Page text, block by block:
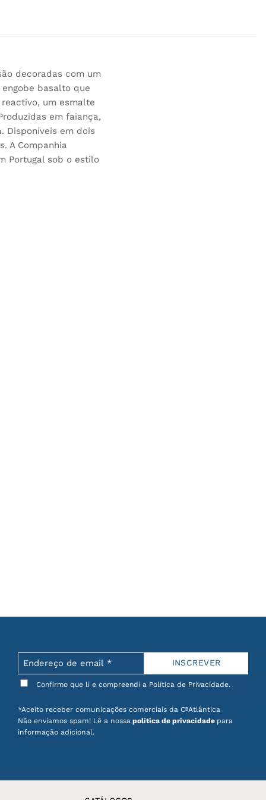
decoradas com um
basalto que
um esmalte
em faiança,
Disponíveis em dois
A Companhia
Portugal sob o estilo
Confirmo que li e compreendi a Política de Privacidade.
*Aceito receber comunicações comerciais da CªAtlântica
Não enviamos spam! Lê a nossa política de privacidade para
informação adicional.